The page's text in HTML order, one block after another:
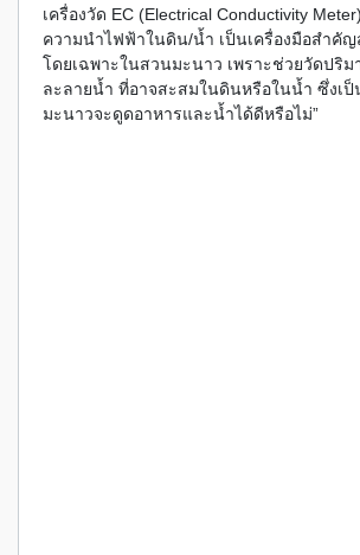
เครื่องวัด EC (Electrical Conductivity
ความนำไฟฟ้าในดิน/น้ำ เป็นเครื่องมือสำคัญ
โดยเฉพาะในสวนมะนาว เพราะช่วยวัดปริม
ละลายน้ำ ที่อาจสะสมในดินหรือในน้ำ ซึ่งเป็
มะนาวจะดูดอาหารและน้ำได้ดีหรือไม่”